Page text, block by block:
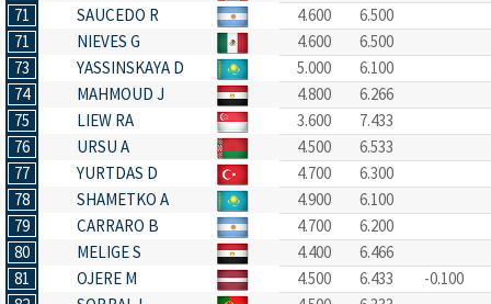
71
SAUCEDO R 4.600
6.500
71
NIEVES G 4.600
6.500
73
YASSINSKAYA D 5.000
6.100
74
MAHMOUD J 4.800
6.266
75
LIEW RA 3.600
7.433
76
URSU A 4.500
6.533
77
YURTDAS D 4.700
6.300
78
SHAMETKO A 4.900
6.100
79
CARRARO B 4.700
6.200
80
MELIGE S 4.400
6.466
81
OJERE M 4.500 6.433
-0.100